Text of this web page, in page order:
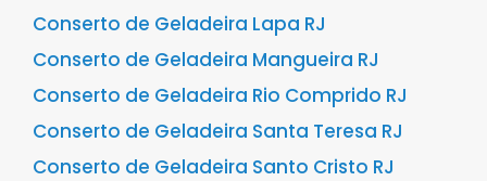
Conserto de Geladeira Lapa RJ
Conserto de Geladeira Mangueira RJ
Conserto de Geladeira Rio Comprido RJ
Conserto de Geladeira Santa Teresa RJ
Conserto de Geladeira Santo Cristo RJ